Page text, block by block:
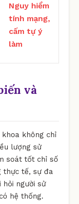
Nguy hiểm
tính mạng,
cấm tự ý
làm
và
không chỉ
lượng sử
soát tốt chỉ số
thực tế, sự đa
hỏi người sử
hệ thống.